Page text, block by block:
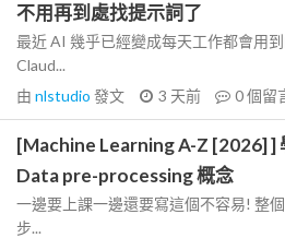
不用再到處找提示詞了
最近 AI 幾乎已經變成每天工作都會用
Claud...
由 nlstudio 發文 3 天前 0個留
[Machine Learning A-Z [2026] ]
Data pre-processing 概念
一邊要上課一邊還要寫這個不容易! 整
步...